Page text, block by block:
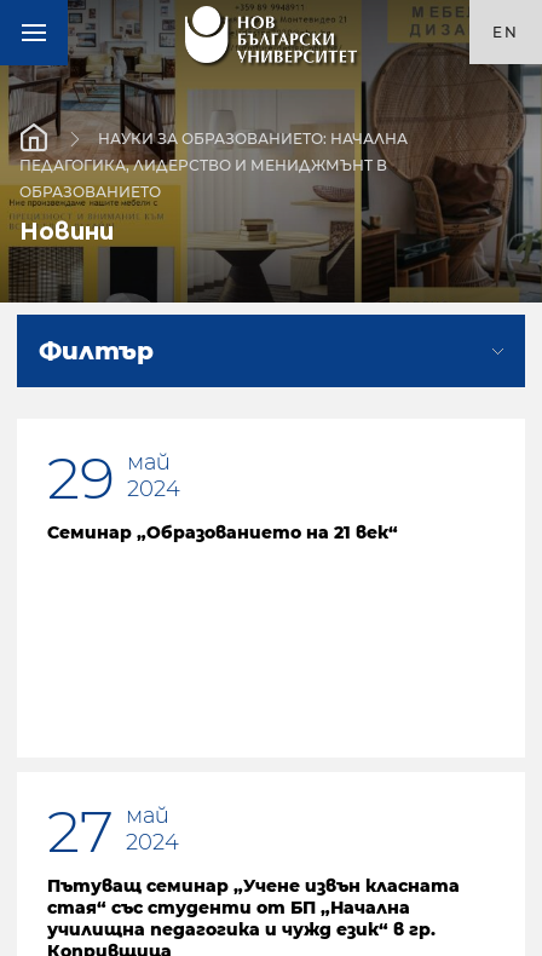
EN
НАУКИ ЗА ОБРАЗОВАНИЕТО: НАЧАЛНА
ПЕДАГОГИКА, ЛИДЕРСТВО И МЕНИДЖМЪНТ В
ОБРАЗОВАНИЕТО
Новини
Филтър
29
май
2024
Семинар „Образованието на 21 век“
27
май
2024
Пътуващ семинар „Учене извън класната
стая“ със студенти от БП „Начална
училищна педагогика и чужд език“ в гр.
Копривщица